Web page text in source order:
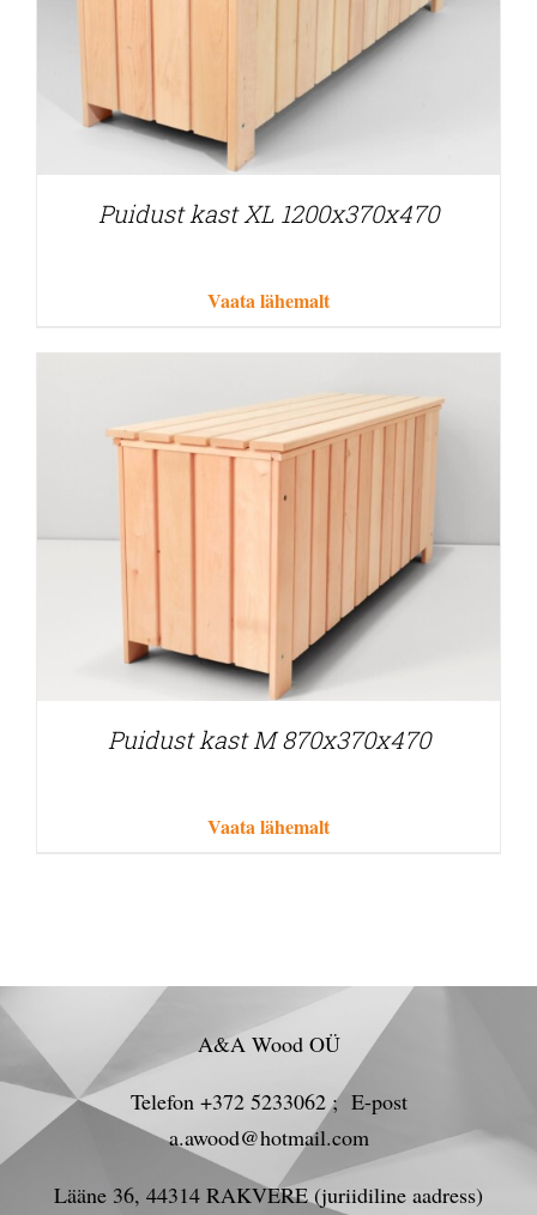
Puidust kast XL 1200x370x470
Vaata lähemalt
Puidust kast M 870x370x470
Vaata lähemalt
A&A Wood OÜ
Telefon +372 5233062 ; E-post
a.awood@hotmail.com
Lääne 36, 44314 RAKVERE (juriidiline aadress)